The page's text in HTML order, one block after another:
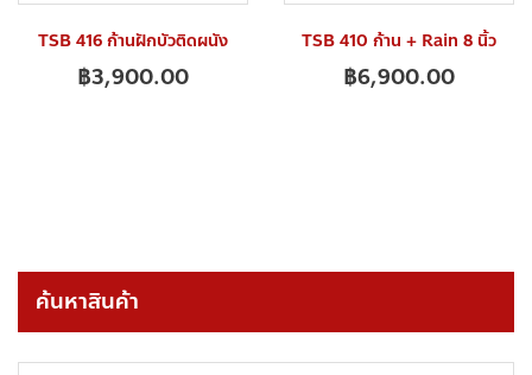
TSB 416 ก้านฝักบัวติดผนัง
฿3,900.00
TSB 410 ก้าน + Rain 8 นิ้ว
฿6,900.00
ค้นหาสินค้า